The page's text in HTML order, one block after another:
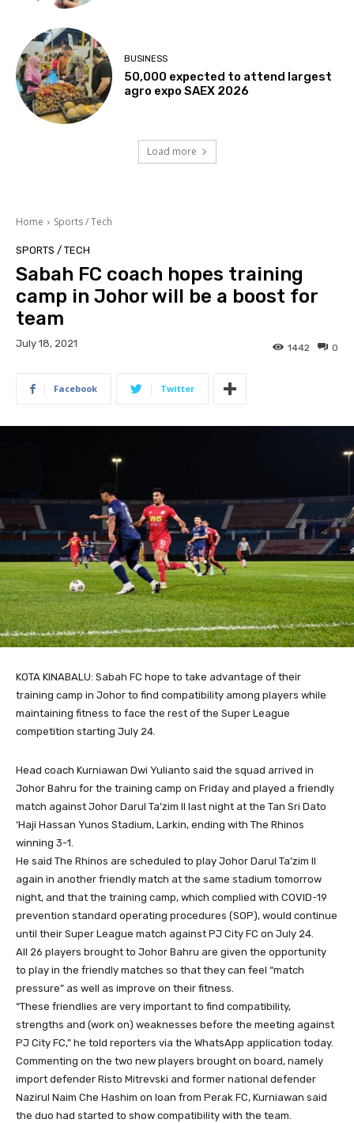
BUSINESS
50,000 expected to attend largest
agro expo SAEX 2026
Load more